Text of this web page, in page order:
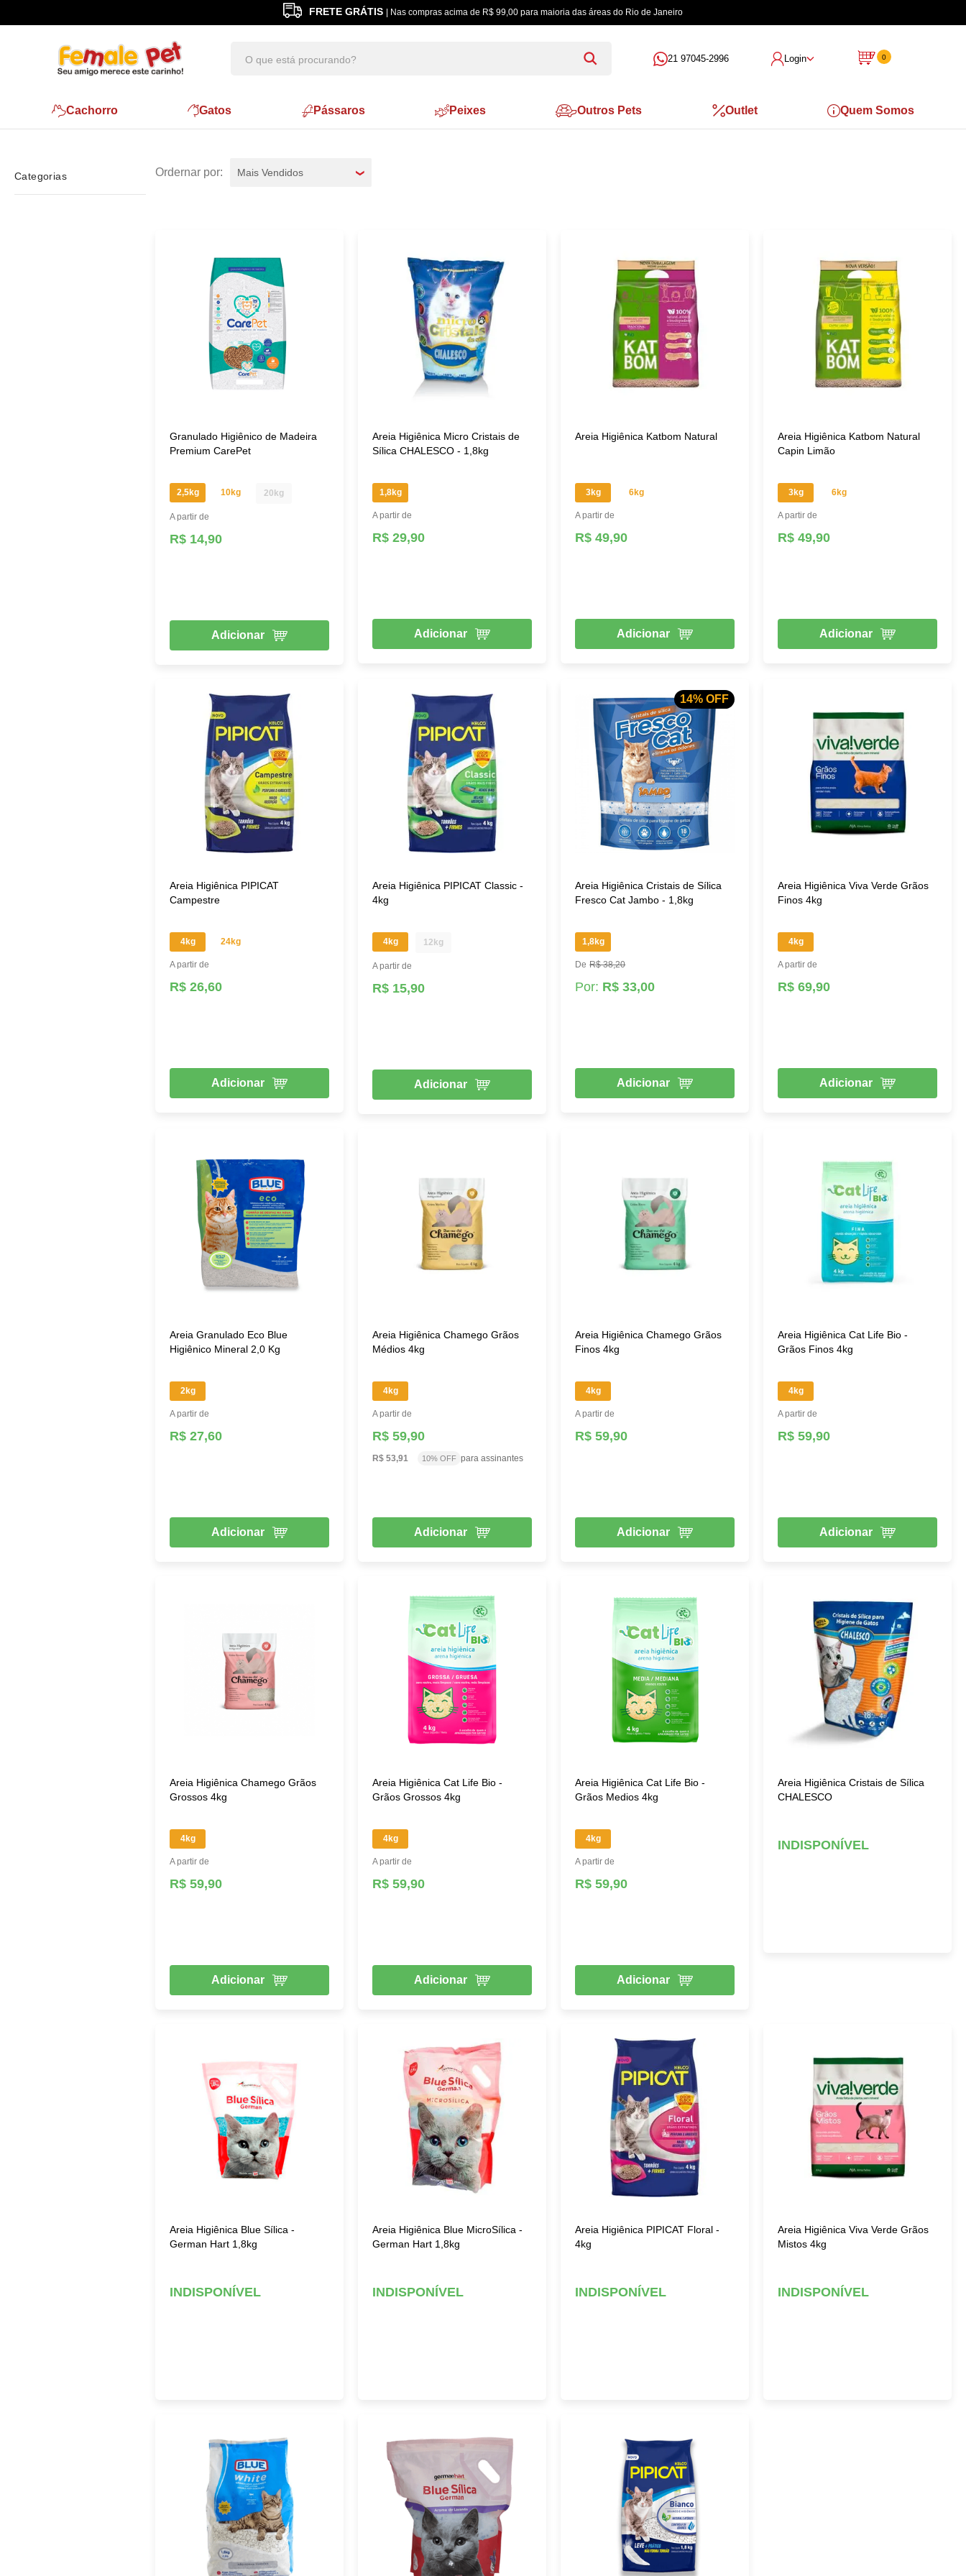
5% à Vista
21 97045-2996 Login 0
Cachorro Gatos Pássaros Peixes Outros Pets Outlet Quem Somos
Categorias Mais Vendidos
Granulado Higiênico de Madeira
Premium CarePet
2,5kg 10kg 20kg
A partir de
R$ 14,90
Adicionar
Areia Higiênica Micro Cristais de
Sílica CHALESCO - 1,8kg
1,8kg
A partir de
R$ 29,90
Adicionar
Areia Higiênica Katbom Natural
3kg 6kg
A partir de
R$ 49,90
Adicionar
Areia Higiênica Katbom Natural
Capin Limão
3kg 6kg
A partir de
R$ 49,90
Adicionar
Areia Higiênica PIPICAT
Campestre
4kg 24kg
A partir de
R$ 26,60
Adicionar
Areia Higiênica PIPICAT Classic -
4kg
4kg 12kg
A partir de
R$ 15,90
Adicionar
14% OFF
Areia Higiênica Cristais de Sílica
Fresco Cat Jambo - 1,8kg
1,8kg
R$ 38,20
Por: R$ 33,00
Adicionar
Areia Higiênica Viva Verde Grãos
Finos 4kg
4kg
A partir de
R$ 69,90
Adicionar
Areia Granulado Eco Blue
Higiênico Mineral 2,0 Kg
2kg
A partir de
R$ 27,60
Adicionar
Areia Higiênica Chamego Grãos
Médios 4kg
4kg
A partir de
R$ 59,90
R$ 53,91 10% OFF para assinantes
Adicionar
Areia Higiênica Chamego Grãos
Finos 4kg
4kg
A partir de
R$ 59,90
Adicionar
Areia Higiênica Cat Life Bio -
Grãos Finos 4kg
4kg
A partir de
R$ 59,90
Adicionar
Areia Higiênica Chamego Grãos
Grossos 4kg
4kg
A partir de
R$ 59,90
Adicionar
Areia Higiênica Cat Life Bio -
Grãos Grossos 4kg
4kg
A partir de
R$ 59,90
Adicionar
Areia Higiênica Cat Life Bio -
Grãos Medios 4kg
4kg
A partir de
R$ 59,90
Adicionar
Areia Higiênica Cristais de Sílica
CHALESCO
INDISPONÍVEL
Areia Higiênica Blue Sílica -
German Hart 1,8kg
INDISPONÍVEL
Areia Higiênica Blue MicroSílica -
German Hart 1,8kg
INDISPONÍVEL
Areia Higiênica PIPICAT Floral -
4kg
INDISPONÍVEL
Areia Higiênica Viva Verde Grãos
Mistos 4kg
INDISPONÍVEL